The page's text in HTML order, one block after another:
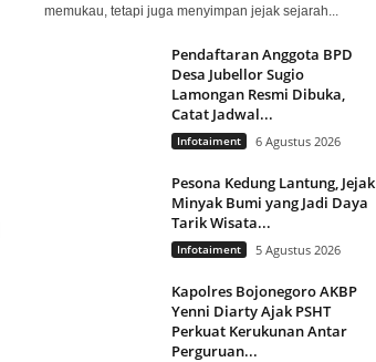
memukau, tetapi juga menyimpan jejak sejarah...
Pendaftaran Anggota BPD
Desa Jubellor Sugio
Lamongan Resmi Dibuka,
Catat Jadwal...
Infotaiment 6 Agustus 2026
Pesona Kedung Lantung, Jejak
Minyak Bumi yang Jadi Daya
Tarik Wisata...
Infotaiment 5 Agustus 2026
Kapolres Bojonegoro AKBP
Yenni Diarty Ajak PSHT
Perkuat Kerukunan Antar
Perguruan...